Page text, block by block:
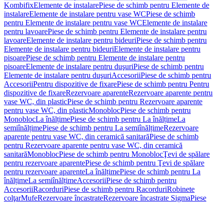
KombifixElemente de instalarePiese de schimb pentru Elemente de
instalareElemente de instalare pentru vase WCPiese de schimb
pentru Elemente de instalare pentru vase WCElemente de instalare
pentru lavoarePiese de schimb pentru Elemente de instalare pentru
lavoareElemente de instalare pentru bideuriPiese de schimb pentru
Elemente de instalare pentru bideuriElemente de instalare pentru
pisoarePiese de schimb pentru Elemente de instalare pentru
pisoareElemente de instalare pentru duşuriPiese de schimb pentru
Elemente de instalare pentru duşuriAccesoriiPiese de schimb pentru
AccesoriiPentru dispozitive de fixarePiese de schimb pentru Pentru
dispozitive de fixareRezervoare aparenteRezervoare aparente pentru
vase WC, din plasticPiese de schimb pentru Rezervoare aparente
pentru vase WC, din plasticMonoblocPiese de schimb pentru
MonoblocLa înălțimePiese de schimb pentru La înălțimeLa
semiînălțimePiese de schimb pentru La semiînălțimeRezervoare
aparente pentru vase WC, din ceramică sanitarăPiese de schimb
pentru Rezervoare aparente pentru vase WC, din ceramică
sanitarăMonoblocPiese de schimb pentru MonoblocŢevi de spălare
pentru rezervoare aparentePiese de schimb pentru Ţevi de spălare
pentru rezervoare aparenteLa înălțimePiese de schimb pentru La
înălțimeLa semiînălțimeAccesoriiPiese de schimb pentru
AccesoriiRacorduriPiese de schimb pentru RacorduriRobinete
colţarMufeRezervoare încastrateRezervoare încastrate SigmaPiese